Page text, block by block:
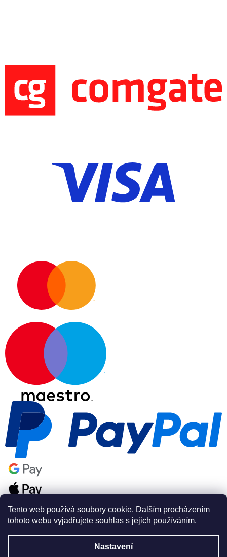
Tento web používá soubory cookie. Dalším procházením
tohoto webu vyjadřujete souhlas s jejich používáním.
Nastavení
Vytvořil Shoptet Premium